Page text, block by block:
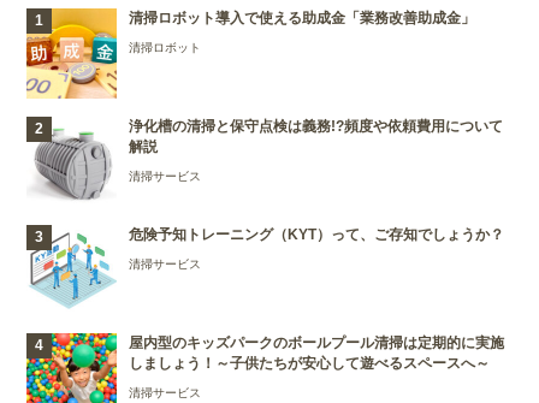
清掃ロボット導入で使える助成金「業務改善助成金」
清掃ロボット
浄化槽の清掃と保守点検は義務!?頻度や依頼費用について
解説
清掃サービス
危険予知トレーニング（KYT）って、ご存知でしょうか？
清掃サービス
屋内型のキッズパークのボールプール清掃は定期的に実施
しましょう！～子供たちが安心して遊べるスペースへ～
清掃サービス